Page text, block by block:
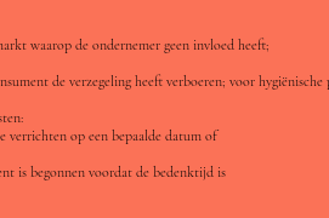
waarop de ondernemer geen invloed heeft;
de verzegeling heeft verboeren; voor
verrichten op een bepaalde datum of
is begonnen voordat de bedenktijd is